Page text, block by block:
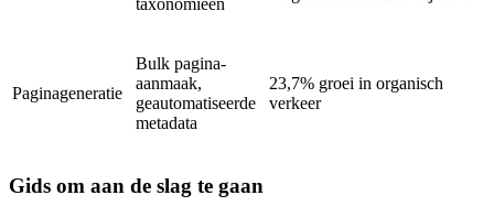
Paginageneratie
Bulk pagina-
aanmaak,
geautomatiseerde
metadata
23,7% groei in organisch
verkeer
Gids om aan de slag te gaan